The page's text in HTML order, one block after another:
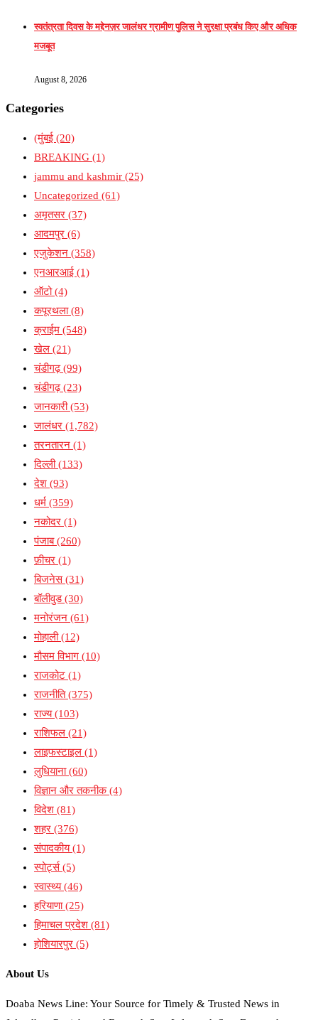
स्वतंत्रता दिवस के मद्देनज़र जालंधर ग्रामीण पुलिस ने सुरक्षा प्रबंध किए और अधिक
मजबूत
August 8, 2026
Categories
(मुंबई (20)
BREAKING (1)
jammu and kashmir (25)
Uncategorized (61)
अमृतसर (37)
आदमपुर (6)
एजुकेशन (358)
एनआरआई (1)
ऑटो(4)
कपूरथला(8)
क्राईम (548)
खेल (21)
चंडीगढ़(99)
चंडीगढ़(23)
जानकारी(53)
जालंधर (1,782)
तरनतारन (1)
दिल्ली(133)
देश (93)
धर्म (359)
नकोदर (1)
पंजाब(260)
फ़ीचर (1)
बिजनेस(31)
बॉलीवुड(30)
मनोरंजन (61)
मोहाली(12)
मौसम विभाग (10)
राजकोट (1)
राजनीति(375)
राज्य(103)
राशिफल (21)
लाइफस्टाइल (1)
लुधियाना(60)
विज्ञान और तकनीक(4)
विदेश (81)
शहर (376)
संपादकीय(1)
स्पोर्ट्स(5)
स्वास्थ्य(46)
हरियाणा(25)
हिमाचल प्रदेश (81)
होशियारपुर (5)
About Us
Doaba News Line: Your Source for Timely & Trusted News in